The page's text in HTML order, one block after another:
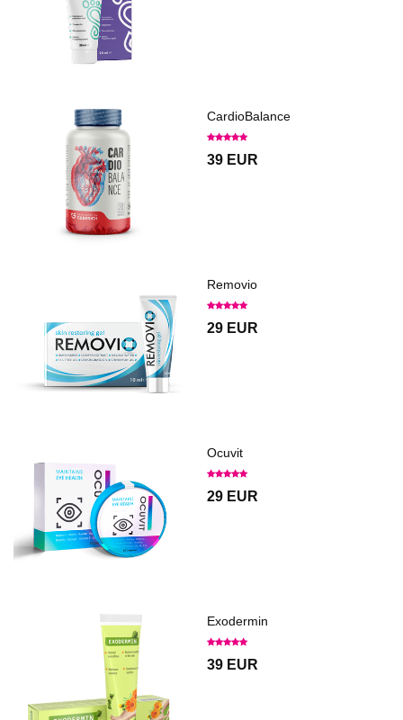
CardioBalance
39 EUR
Removio
29 EUR
Ocuvit
29 EUR
Exodermin
39 EUR